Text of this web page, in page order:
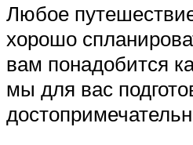
Любое
хорошо
вам понадобится
мы для вас